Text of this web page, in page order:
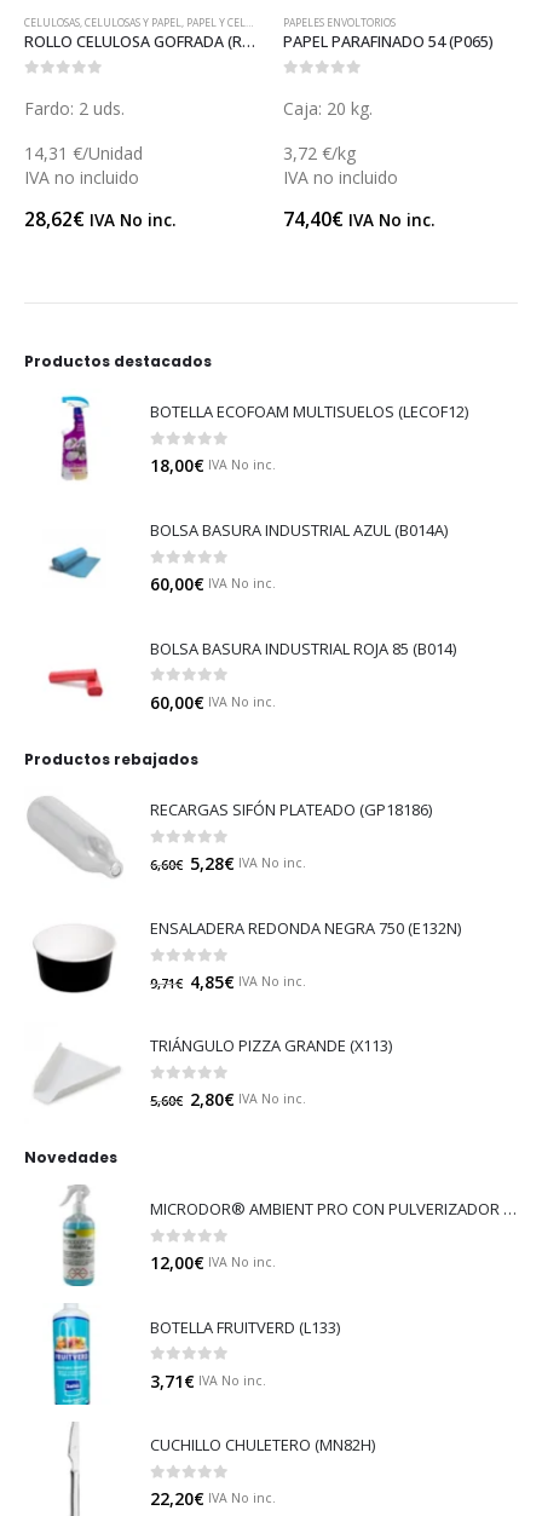
CELULOSAS,CELULOSAS Y PAPEL, PAPEL Y CELULOSAS
ROLLO CELULOSA GOFRADA (R025)
Fardo: 2 uds.
14,31 €/Unidad
IVA no incluido
28,62€ IVA No inc.
PAPELES ENVOLTORIOS
PAPEL PARAFINADO 54 (P065)
Caja: 20 kg.
3,72 €/kg
IVA no incluido
74,40€ IVA No inc.
Productos destacados
BOTELLA ECOFOAM MULTISUELOS (LECOF12)
0 out of 5
18,00€ IVA No inc.
BOLSA BASURA INDUSTRIAL AZUL (B014A)
0 out of 5
60,00€ IVA No inc.
BOLSA BASURA INDUSTRIAL ROJA 85 (B014)
0 out of 5
60,00€ IVA No inc.
Productos rebajados
RECARGAS SIFÓN PLATEADO (GP18186)
out of 5
6,60€ 5,28€ IVA No inc.
ENSALADERA REDONDA NEGRA 750 (E132N)
out of 5
9,71€ 4,85€ IVA No inc.
TRIÁNGULO PIZZA GRANDE (X113)
out of 5
5,60€ 2,80€ IVA No inc.
Novedades
MICRODOR® AMBIENT PRO CON PULVERIZADOR (LB08)
0 out of 5
12,00€ IVA No inc.
BOTELLA FRUITVERD (L133)
0 out of 5
3,71€ IVA No inc.
CUCHILLO CHULETERO (MN82H)
0out of 5
22,20€ IVA No inc.